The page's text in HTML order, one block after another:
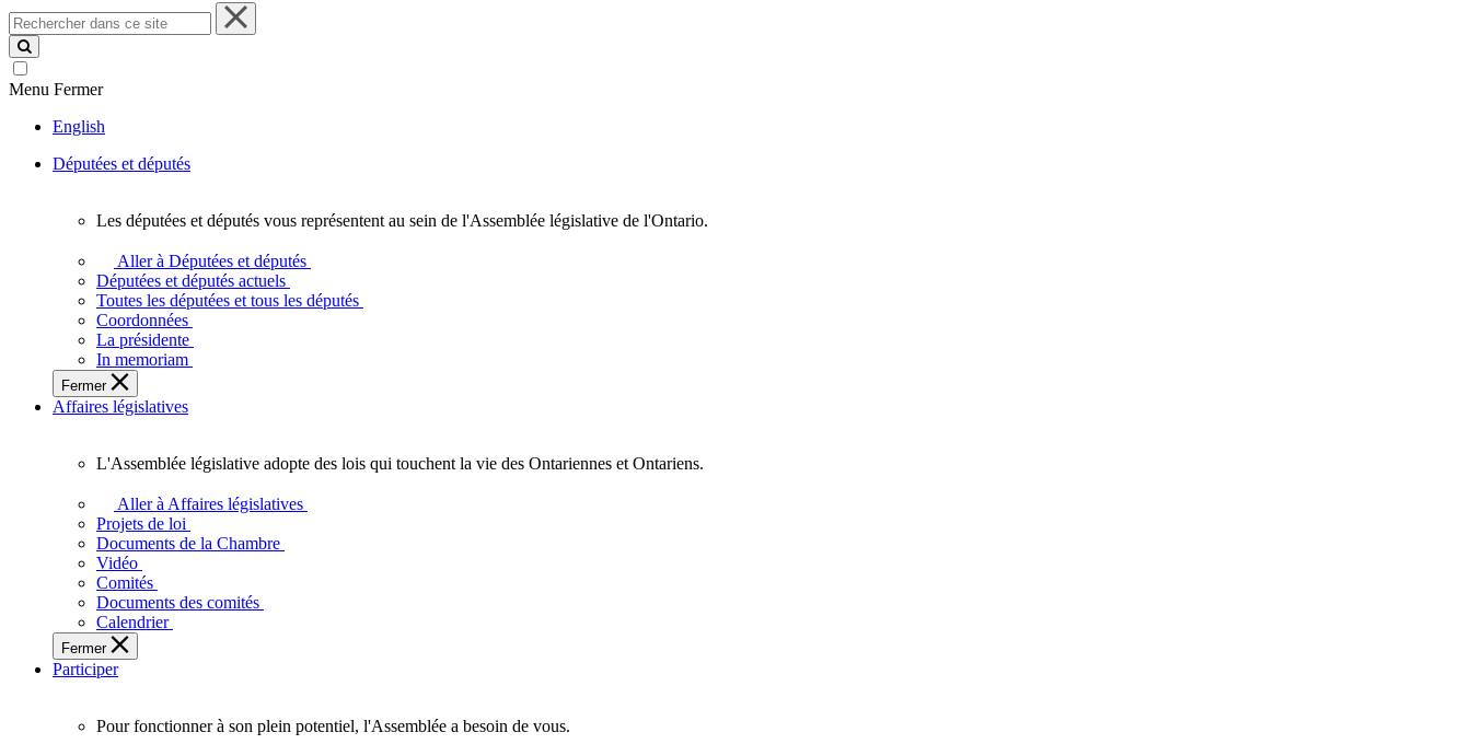
Rechercher
dans
ce
site
Menu Fermer
English
Députées et députés
députées
députés
vous
représentent
sein
de
l'Assemblée
l'Ontario.
Les députées et députés vous représentent au sein de l'Assemblée législative de l'Ontario.
Aller à Députées et députés
Députées et députés actuels
Toutes les députées et tous les députés
Coordonnées
La présidente
In memoriam
Fermer
Affaires législatives
législative
adopte
touchent
vie
des
Ontariennes
Ontariens.
L'Assemblée législative adopte des lois qui touchent la vie des Ontariennes et Ontariens.
Aller à Affaires législatives
Projets de loi
Documents de la Chambre
Vidéo
Comités
Documents des comités
Calendrier
Fermer
Participer
Pour fonctionner à son plein potentiel, l'Assemblée a besoin de vous.